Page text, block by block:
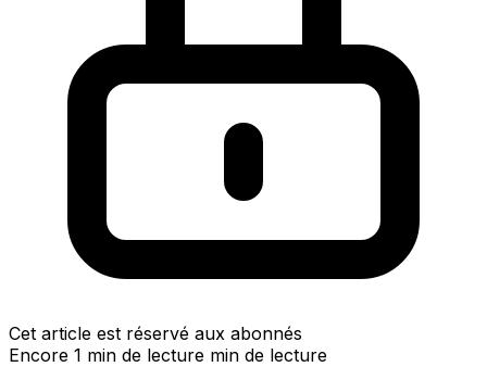
Cet article est réservé aux abonnés
Encore 1 min de lecture min de lecture